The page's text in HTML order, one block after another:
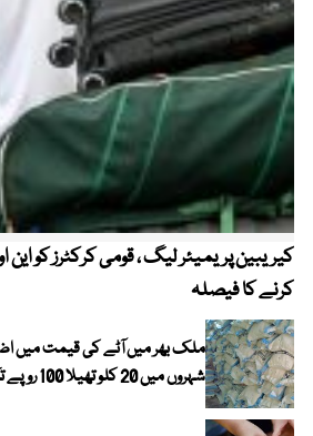
کرنے کا فیصلہ
ملک بھر میں آٹے کی قیمت میں
شہروں میں 20 کلو تھیلا 100 روپے تک مہنگا